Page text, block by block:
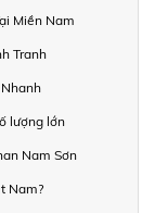
Miền Nam
Tranh
lượng lớn
Nam Sơn
Nam?